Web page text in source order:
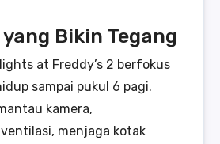
Bikin Tegang
at Freddy’s 2 berfokus
sampai pukul 6 pagi.
kamera,
menjaga kotak